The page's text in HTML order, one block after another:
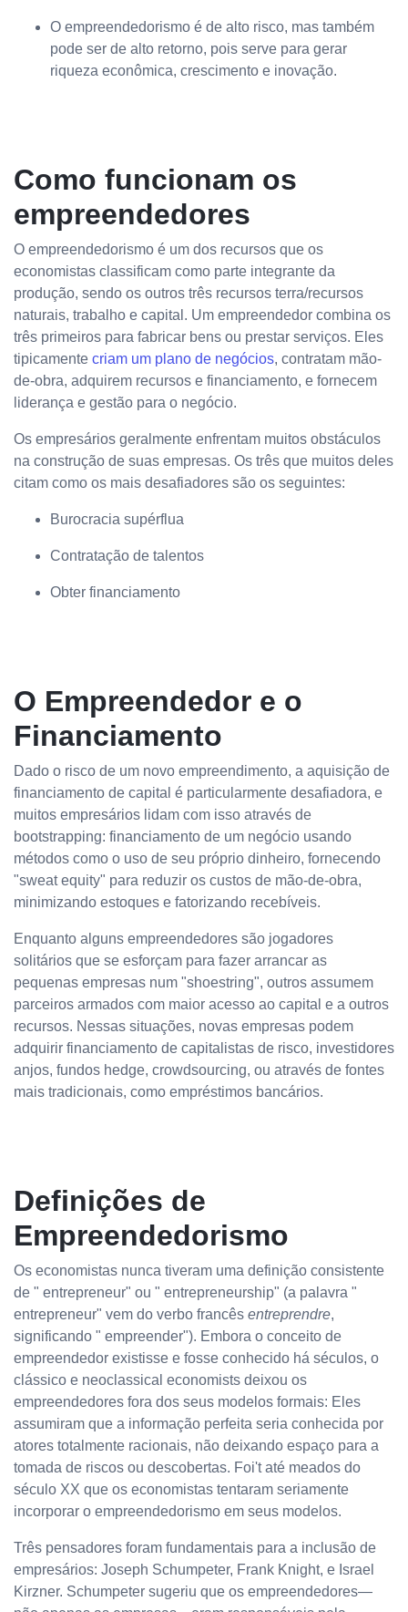
O empreendedorismo é de alto risco, mas também
pode ser de alto retorno, pois serve para gerar
riqueza econômica, crescimento e inovação.
Como funcionam os
empreendedores
O empreendedorismo é um dos recursos que os
economistas classificam como parte integrante da
produção, sendo os outros três recursos terra/recursos
naturais, trabalho e capital. Um empreendedor combina os
três primeiros para fabricar bens ou prestar serviços. Eles
tipicamente criam um plano de negócios, contratam mão-
de-obra, adquirem recursos e financiamento, e fornecem
liderança e gestão para o negócio.
Os empresários geralmente enfrentam muitos obstáculos
na construção de suas empresas. Os três que muitos deles
citam como os mais desafiadores são os seguintes:
Burocracia supérflua
Contratação de talentos
Obter financiamento
O Empreendedor e o
Financiamento
Dado o risco de um novo empreendimento, a aquisição de
financiamento de capital é particularmente desafiadora, e
muitos empresários lidam com isso através de
bootstrapping: financiamento de um negócio usando
métodos como o uso de seu próprio dinheiro, fornecendo
"sweat equity" para reduzir os custos de mão-de-obra,
minimizando estoques e fatorizando recebíveis.
Enquanto alguns empreendedores são jogadores
solitários que se esforçam para fazer arrancar as
pequenas empresas num "shoestring", outros assumem
parceiros armados com maior acesso ao capital e a outros
recursos. Nessas situações, novas empresas podem
adquirir financiamento de capitalistas de risco, investidores
anjos, fundos hedge, crowdsourcing, ou através de fontes
mais tradicionais, como empréstimos bancários.
Definições de
Empreendedorismo
Os economistas nunca tiveram uma definição consistente
de " entrepreneur" ou " entrepreneurship" (a palavra "
entrepreneur" vem do verbo francês entreprendre,
significando " empreender"). Embora o conceito de
empreendedor existisse e fosse conhecido há séculos, o
clássico e neoclassical economists deixou os
empreendedores fora dos seus modelos formais: Eles
assumiram que a informação perfeita seria conhecida por
atores totalmente racionais, não deixando espaço para a
tomada de riscos ou descobertas. Foi't até meados do
século XX que os economistas tentaram seriamente
incorporar o empreendedorismo em seus modelos.
Três pensadores foram fundamentais para a inclusão de
empresários: Joseph Schumpeter, Frank Knight, e Israel
Kirzner. Schumpeter sugeriu que os empreendedores—